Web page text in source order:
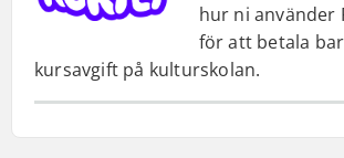
hur ni använder
för att betala
kursavgift på kulturskolan.